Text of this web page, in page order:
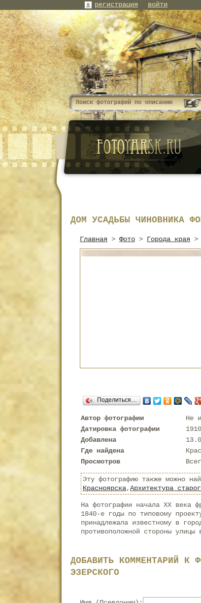
ДОМ УСАДЬБЫ ЧИНОВНИКА
Главная > Фото > Города края >
Поделиться…
Автор фотографии
Не
Датировка фотографии
Добавлена
Где найдена
Просмотров
Эту фотографию также можно
Красноярска,Архитектура
На фотографии начала XX века
1840-е годы по типовому
принадлежала известному в
противоположной стороны
ДОБАВИТЬ КОММЕНТАРИЙ К
ЭЗЕРСКОГО
регистрация войти